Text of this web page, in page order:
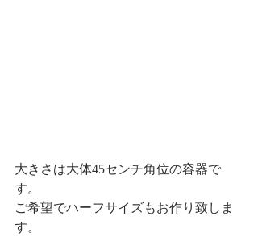
大きさは大体45センチ角位の容器で
す。
ご希望でハーフサイズもお作り致しま
す。